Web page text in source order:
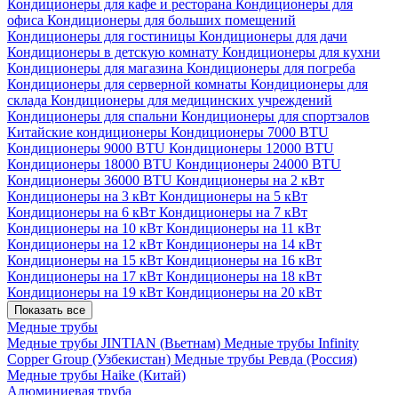
Кондиционеры для кафе и ресторана Кондиционеры для
офиса Кондиционеры для больших помещений
Кондиционеры для гостиницы Кондиционеры для дачи
Кондиционеры в детскую комнату Кондиционеры для кухни
Кондиционеры для магазина Кондиционеры для погреба
Кондиционеры для серверной комнаты Кондиционеры для
склада Кондиционеры для медицинских учреждений
Кондиционеры для спальни Кондиционеры для спортзалов
Китайские кондиционеры Кондиционеры 7000 BTU
Кондиционеры 9000 BTU Кондиционеры 12000 BTU
Кондиционеры 18000 BTU Кондиционеры 24000 BTU
Кондиционеры 36000 BTU Кондиционеры на 2 кВт
Кондиционеры на 3 кВт Кондиционеры на 5 кВт
Кондиционеры на 6 кВт Кондиционеры на 7 кВт
Кондиционеры на 10 кВт Кондиционеры на 11 кВт
Кондиционеры на 12 кВт Кондиционеры на 14 кВт
Кондиционеры на 15 кВт Кондиционеры на 16 кВт
Кондиционеры на 17 кВт Кондиционеры на 18 кВт
Кондиционеры на 19 кВт Кондиционеры на 20 кВт
Показать все
Медные трубы
Медные трубы JINTIAN (Вьетнам) Медные трубы Infinity
Copper Group (Узбекистан) Медные трубы Ревда (Россия)
Медные трубы Haike (Китай)
Алюминиевая труба